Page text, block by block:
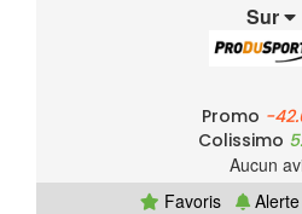
Sur
Promo -
Colissimo
Aucun
Favoris
Alerte